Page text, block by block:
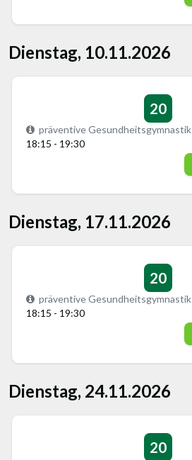
Dienstag, 10.11.2026
20
präventive Gesundheitsgymnastik
18:15 - 19:30
Dienstag, 17.11.2026
20
präventive Gesundheitsgymnastik
18:15 - 19:30
Dienstag, 24.11.2026
20